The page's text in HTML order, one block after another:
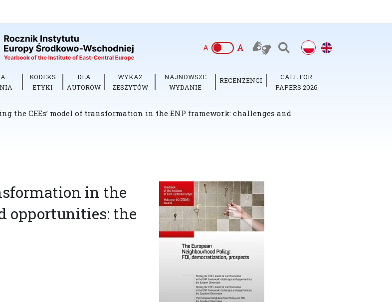
A A
KODEKS
ETYKI
DLA
AUTORÓW
WYKAZ
ZESZYTÓW
NAJNOWSZE
WYDANIE
RECENZENCI
CALL FOR
PAPERS 2026
the CEEs’ model of transformation in the ENP framework: challenges and
in the
opportunities: the